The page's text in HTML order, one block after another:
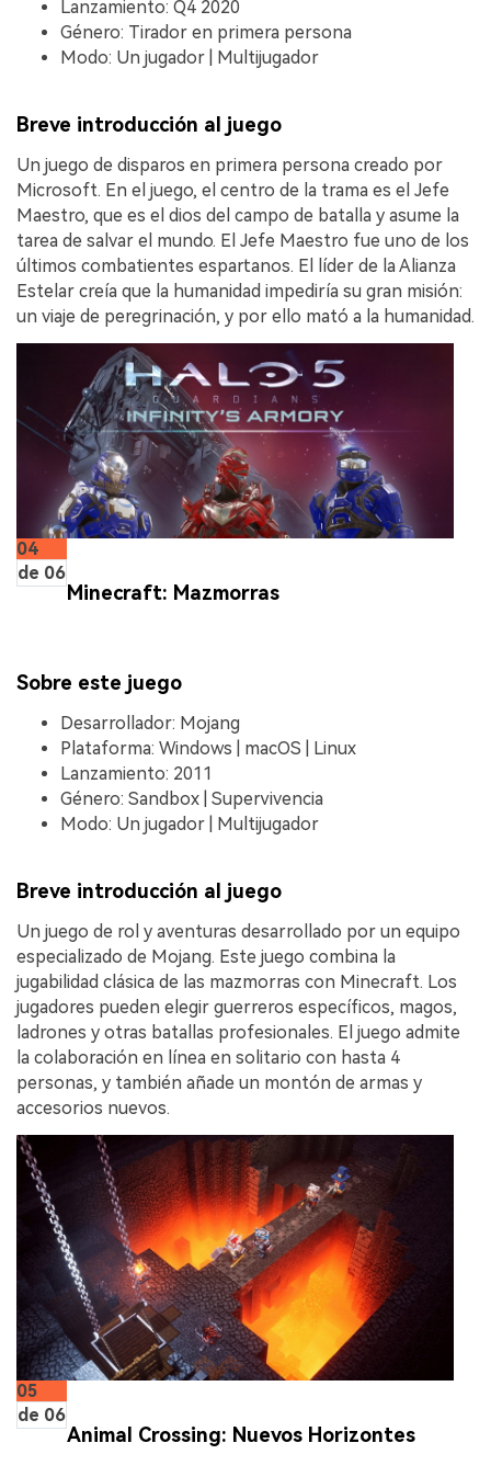
Lanzamiento: Q4 2020
Género: Tirador en primera persona
Modo: Un jugador | Multijugador
Breve introducción al juego
Un juego de disparos en primera persona creado por
Microsoft. En el juego, el centro de la trama es el Jefe
Maestro, que es el dios del campo de batalla y asume la
tarea de salvar el mundo. El Jefe Maestro fue uno de los
últimos combatientes espartanos. El líder de la Alianza
Estelar creía que la humanidad impediría su gran misión:
un viaje de peregrinación, y por ello mató a la humanidad.
04
de 06
Minecraft: Mazmorras
Sobre este juego
Desarrollador: Mojang
Plataforma: Windows | macOS | Linux
Lanzamiento: 2011
Género: Sandbox | Supervivencia
Modo: Un jugador | Multijugador
Breve introducción al juego
Un juego de rol y aventuras desarrollado por un equipo
especializado de Mojang. Este juego combina la
jugabilidad clásica de las mazmorras con Minecraft. Los
jugadores pueden elegir guerreros específicos, magos,
ladrones y otras batallas profesionales. El juego admite
la colaboración en línea en solitario con hasta 4
personas, y también añade un montón de armas y
accesorios nuevos.
05
de 06
Animal Crossing: Nuevos Horizontes